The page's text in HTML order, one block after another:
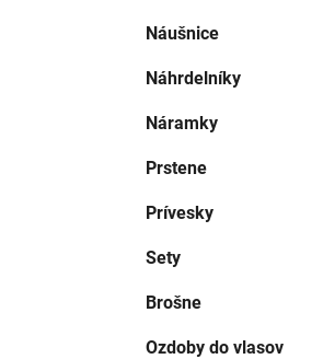
Náušnice
Náhrdelníky
Náramky
Prstene
Prívesky
Sety
Brošne
Ozdoby do vlasov